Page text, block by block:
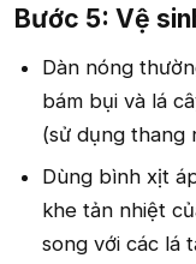
Bước 5: Vệ
Dàn nóng
bám bụi và lá
(sử dụng thang
Dùng bình xịt
khe tản nhiệt
song với các lá